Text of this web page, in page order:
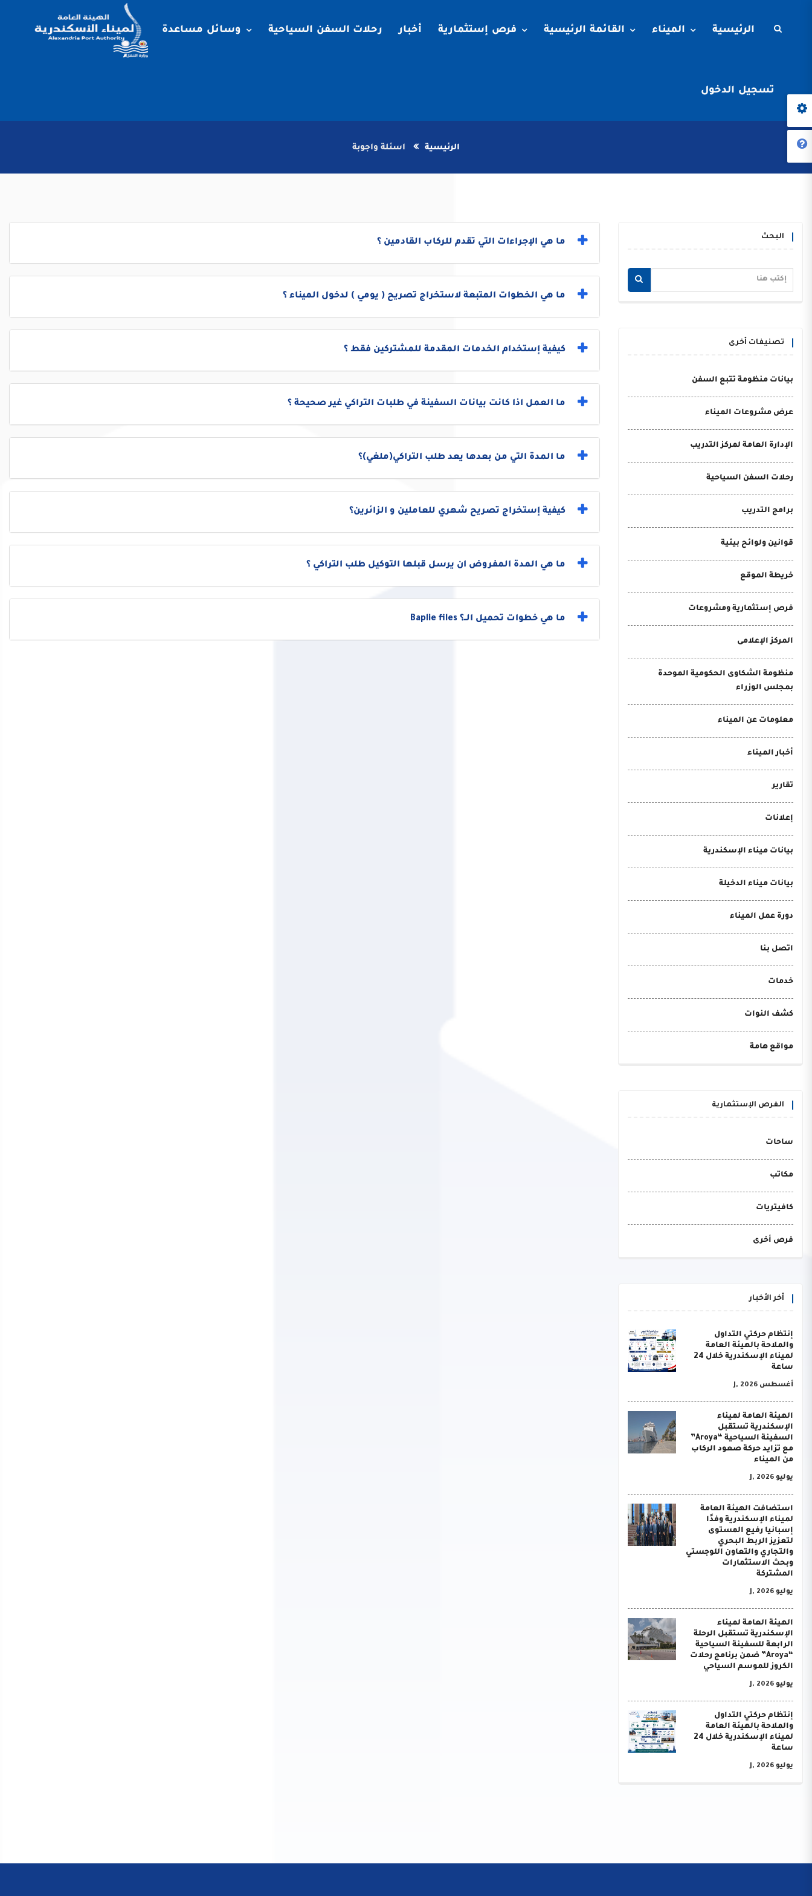
الرئيسية الميناء القائمة الرئيسية فرص إستثمارية أخبار رحلات السفن السياحية وسائل مساعدة
تسجيل الدخول
الرئيسية اسئلة واجوبة
البحث
تصنيفات أخرى
بيانات منظومة تتبع السفن
عرض مشروعات الميناء
الإدارة العامة لمركز التدريب
رحلات السفن السياحية
برامج التدريب
قوانين ولوائح بيئية
خريطة الموقع
فرص إستثمارية ومشروعات
المركز الإعلامى
منظومة الشكاوى الحكومية الموحدة
بمجلس الوزراء
معلومات عن الميناء
أخبار الميناء
تقارير
إعلانات
بيانات ميناء الإسكندرية
بيانات ميناء الدخيلة
دورة عمل الميناء
اتصل بنا
خدمات
كشف النوات
مواقع هامة
الفرص الإستثمارية
ساحات
مكاتب
كافيتريات
فرص أخرى
أخر الأخبار
إنتظام حركتي التداول
والملاحة بالهيئة العامة
لميناء الإسكندرية خلال 24
ساعة
أغسطس J, 2026
الهيئة العامة لميناء
الإسكندرية تستقبل
السفينة السياحية “Aroya”
مع تزايد حركة صعود الركاب
من الميناء
يوليو J, 2026
استضافت الهيئة العامة
لميناء الإسكندرية وفدًا
إسبانيا رفيع المستوى
لتعزيز الربط البحري
والتجاري والتعاون اللوجستي
وبحث الاستثمارات
المشتركة
يوليو J, 2026
الهيئة العامة لميناء
الإسكندرية تستقبل الرحلة
الرابعة للسفينة السياحية
“Aroya” ضمن برنامج رحلات
الكروز للموسم السياحي
يوليو J, 2026
إنتظام حركتي التداول
والملاحة بالهيئة العامة
لميناء الإسكندرية خلال 24
ساعة
يوليو J, 2026
ما هي الإجراءات التي تقدم للركاب القادمين ؟
ما هي الخطوات المتبعة لاستخراج تصريح ( يومي ) لدخول الميناء ؟
كيفية إستخدام الخدمات المقدمة للمشتركين فقط ؟
ما العمل اذا كانت بيانات السفينة في طلبات التراكي غير صحيحة ؟
ما المدة التي من بعدها يعد طلب التراكي(ملغي)؟
كيفية إستخراج تصريح شهري للعاملين و الزائرين؟
ما هي المدة المفروض ان يرسل قبلها التوكيل طلب التراكي ؟
ما هي خطوات تحميل الــ؟ Baplie files